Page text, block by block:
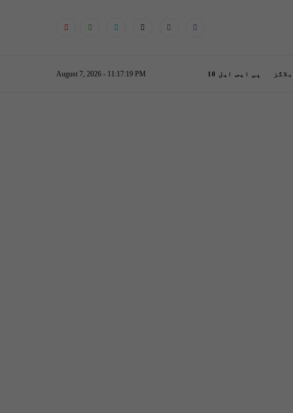
بلاگز پی ایس ایل 10 August 7, 2026 - 11:17:19 PM